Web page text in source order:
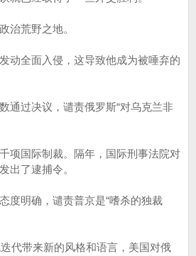
治荒野之地。
动全面入侵，这导致他成为被唾弃的
通过决议，谴责俄罗斯“对乌克兰非
项国际制裁。隔年，国际刑事法院对
出了逮捕令。
度明确，谴责普京是“嗜杀的独裁
代带来新的风格和语言，美国对俄